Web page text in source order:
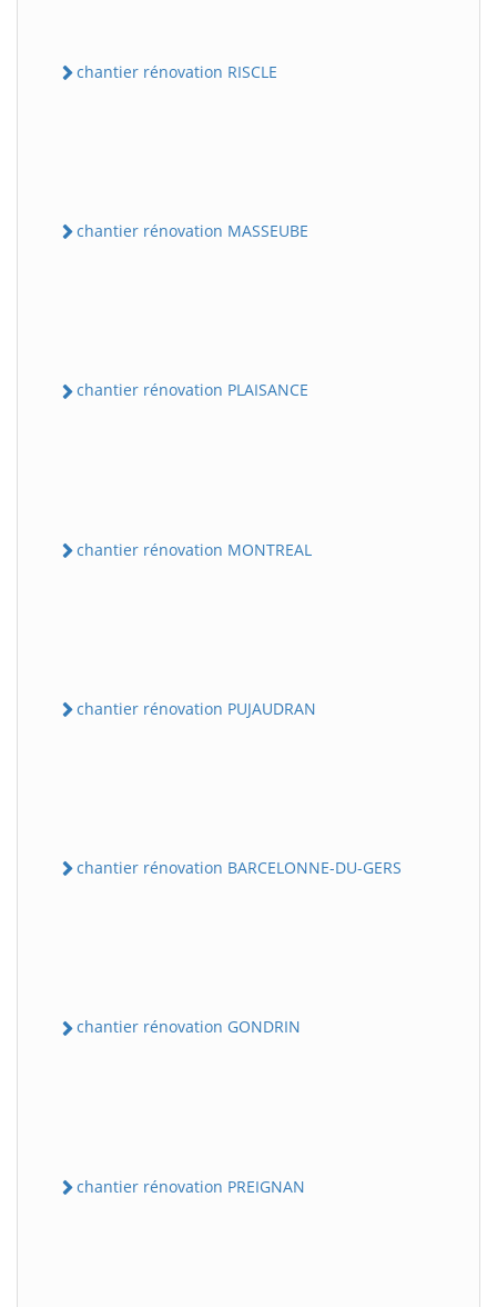
chantier rénovation RISCLE
chantier rénovation MASSEUBE
chantier rénovation PLAISANCE
chantier rénovation MONTREAL
chantier rénovation PUJAUDRAN
chantier rénovation BARCELONNE-DU-GERS
chantier rénovation GONDRIN
chantier rénovation PREIGNAN